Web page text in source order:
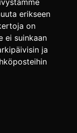
erikseen
on
ei suinkaan
ja